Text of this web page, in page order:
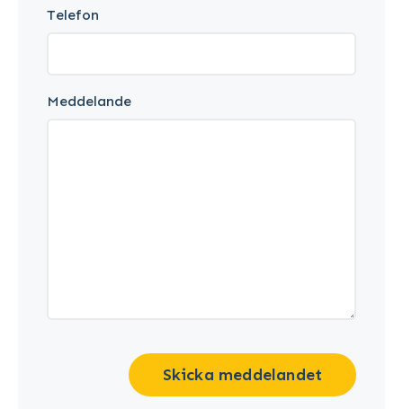
Telefon
Meddelande
Skicka meddelandet